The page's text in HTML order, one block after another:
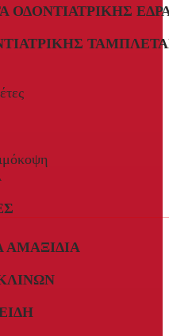
ΟΔΟΝΤΙΑΤΡΙΚΉΣ
ΑΜΑΞΊΔΙΑ